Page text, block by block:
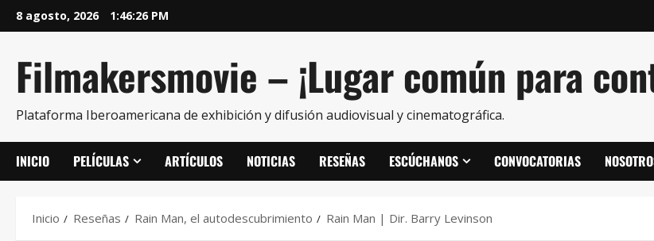
8 agosto, 2026 1:46:27 PM
Filmakersmovie – ¡Lugar común para
Plataforma Iberoamericana de exhibición y difusión audiovisual y cinematográfica.
INICIO PELÍCULAS ARTÍCULOS NOTICIAS RESEÑAS ESCÚCHANOS CONVOCATORIAS
Inicio Reseñas Rain Man, el autodescubrimiento Rain Man | Dir. Barry Levinson